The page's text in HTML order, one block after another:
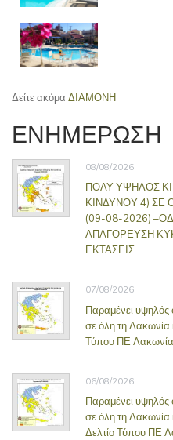
Δείτε ακόμα ΔΙΑΜΟΝΗ
ΕΝΗΜΕΡΩΣΗ
08/08/2026
ΠΟΛΥ ΥΨΗΛΟΣ
ΚΙΝΔΥΝΟΥ 4) ΣΕ
(09-08-2026)
ΑΠΑΓΟΡΕΥΣΗ
ΕΚΤΑΣΕΙΣ
07/08/2026
Παραμένει υψηλός
σε όλη τη
Τύπου ΠΕ
06/08/2026
Παραμένει υψηλός
σε όλη τη
Δελτίο Τύπου ΠΕ